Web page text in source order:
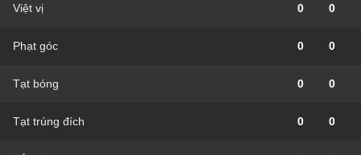
Việt vị 0 0
Phạt góc 0 0
Tạt bóng 0 0
Tạt trúng đích 0 0